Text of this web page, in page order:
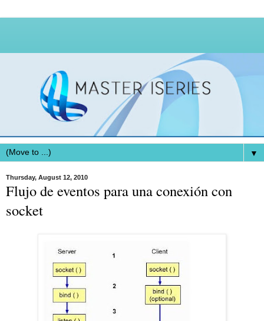
▼
Thursday, August 12, 2010
Flujo de eventos para una conexión con
socket